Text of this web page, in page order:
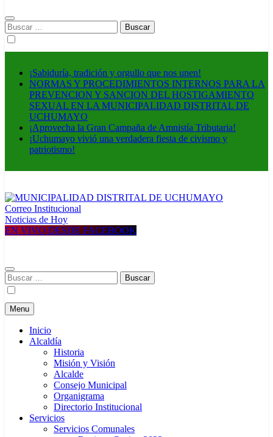
Buscar:
¡Sabiduría, tradición y orgullo que nos unen!
NORMAS Y PROCEDIMIENTOS INTERNOS PARA LA
PREVENCION Y SANCION DEL HOSTIGAMIENTO
SEXUAL EN LA MUNICIPALIDAD DISTRITAL DE
UCHUMAYO
¡Aprovecha la Gran Campaña de Amnistía Tributaria!
¡Uchumayo vivió una verdadera fiesta de civismo y
patriotismo!
MUNICIPALIDAD DISTRITAL DE UCHUMAYO
Construyendo una nueva Historia
Correo Institucional
Noticias de Hoy
EN VIVO DESDE FACEBOOK
Buscar:
Menu
Inicio
Alcaldía
Historia
Misión y Visión
Alcalde
Consejo Municipal
Organigrama
Directorio Institucional
Servicios
Servicios Comunales